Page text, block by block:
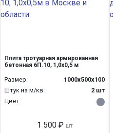
Плита тротуарная армированная
бетонная 6П.10, 1,0х0,5 м
Размер:
1000х500х100
Штук на м/кв:
2 шт
Цвет:
1 500 ₽ шт